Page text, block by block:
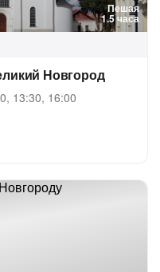
Пешая
1.5 часа
Новгород
13:30, 16:00